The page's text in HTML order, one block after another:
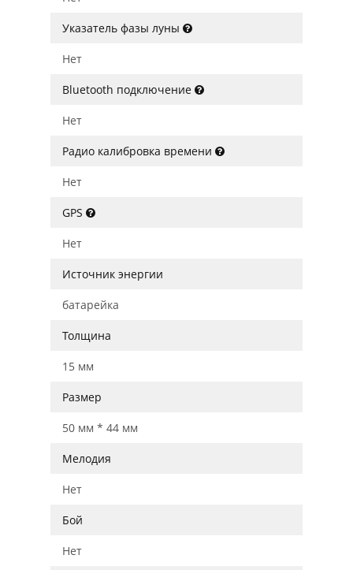
Указатель фазы луны
Нет
Bluetooth подключение
Нет
Радио калибровка времени
Нет
GPS
Нет
Источник энергии
батарейка
Толщина
15 мм
Размер
50 мм * 44 мм
Мелодия
Нет
Бой
Нет